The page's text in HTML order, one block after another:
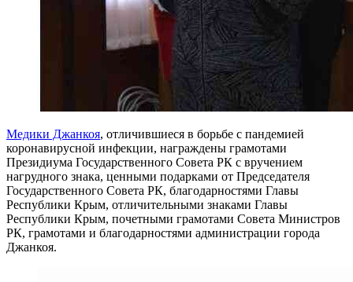
Медики Джанкоя, отличившиеся в борьбе с пандемией
коронавирусной инфекции, награждены грамотами
Президиума Государственного Совета РК с вручением
нагрудного знака, ценными подарками от Председателя
Государственного Совета РК, благодарностями Главы
Республики Крым, отличительными знаками Главы
Республики Крым, почетными грамотами Совета Министров
РК, грамотами и благодарностями администрации города
Джанкоя.